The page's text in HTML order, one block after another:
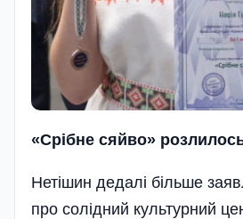
«Срібне сяйво»
Нетішин дедалі більше
про солідний культурний